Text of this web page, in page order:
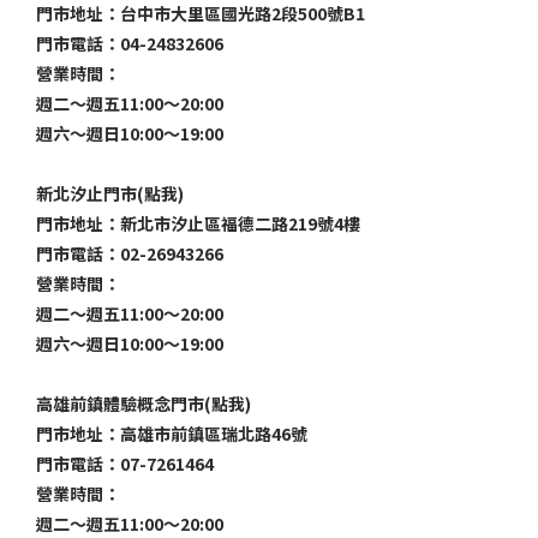
門市地址：台中市大里區國光路2段500號B1
門市電話：04-24832606
營業時間：
週二～週五11:00～20:00
週六～週日10:00～19:00
新北汐止門市(點我)
門市地址：新北市汐止區福德二路219號4樓
門市電話：02-26943266
營業時間：
週二～週五11:00～20:00
週六～週日10:00～19:00
高雄前鎮體驗概念門市(點我)
門市地址：高雄市前鎮區瑞北路46號
門市電話：07-7261464
營業時間：
週二～週五11:00～20:00